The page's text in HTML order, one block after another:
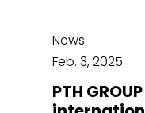
News
Feb. 3, 2025
PTH